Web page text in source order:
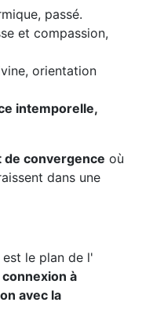
passé.
et compassion,
orientation
intemporelle,
de convergence où
dans une
est le plan de l'
connexion à
avec la